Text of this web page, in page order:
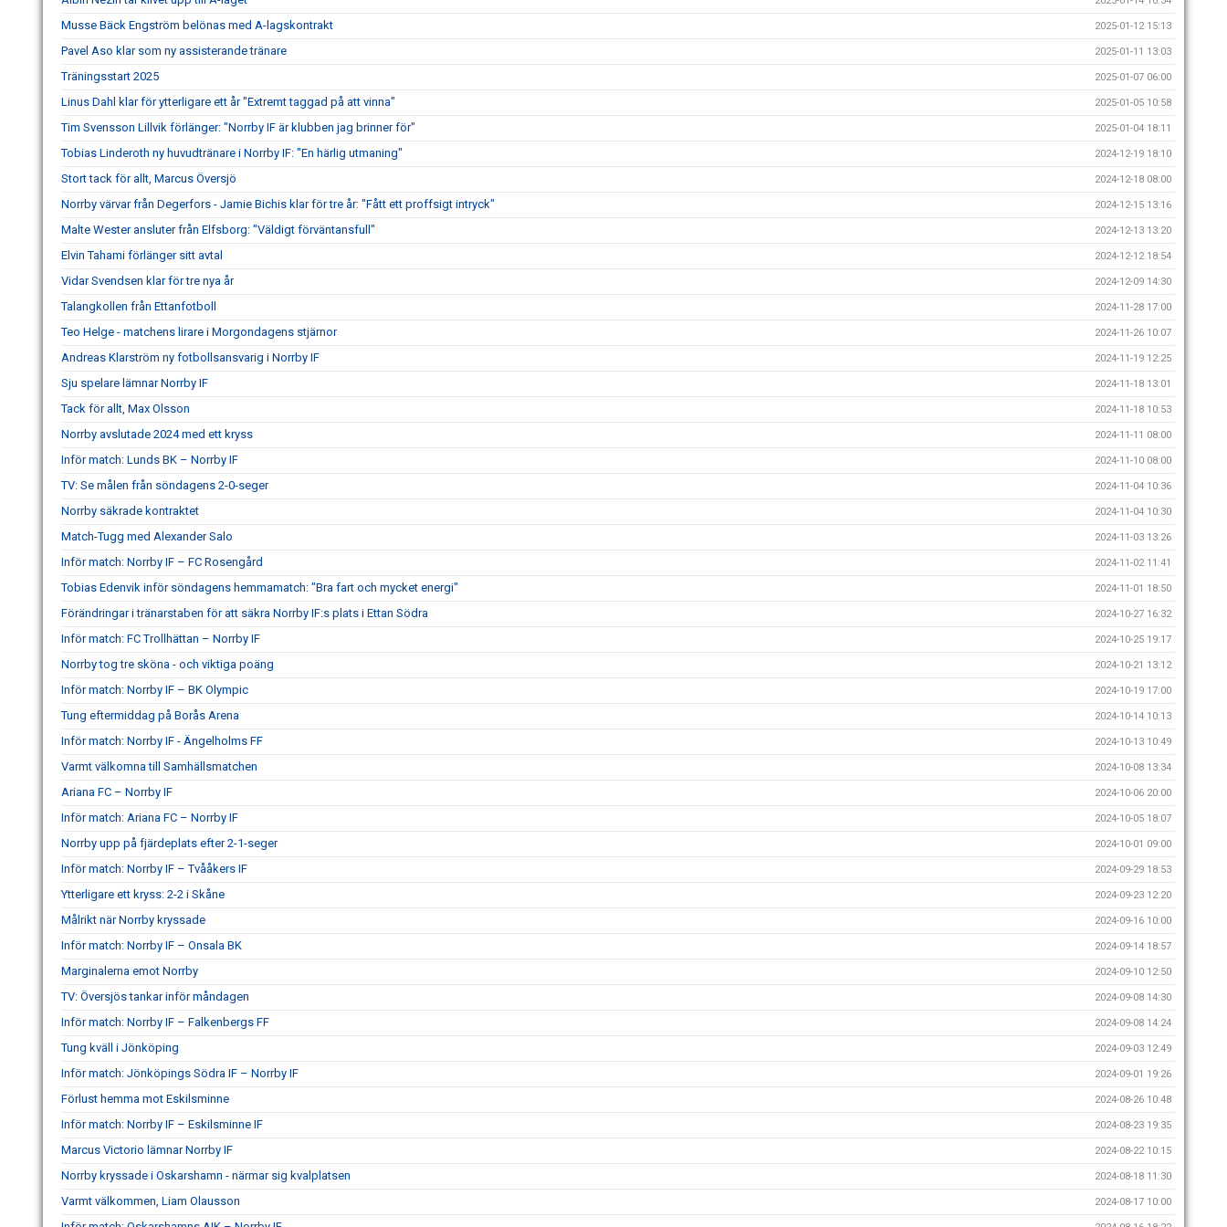
Musse Bäck Engström belönas med A-lagskontrakt 2025-01-12 15:13
Pavel Aso klar som ny assisterande tränare 2025-01-11 13:03
Träningsstart 2025 2025-01-07 06:00
Linus Dahl klar för ytterligare ett år "Extremt taggad på att vinna" 2025-01-05 10:58
Tim Svensson Lillvik förlänger: "Norrby IF är klubben jag brinner för" 2025-01-04 18:11
Tobias Linderoth ny huvudtränare i Norrby IF: "En härlig utmaning" 2024-12-19 18:10
Stort tack för allt, Marcus Översjö 2024-12-18 08:00
Norrby värvar från Degerfors - Jamie Bichis klar för tre år: "Fått ett proffsigt intryck" 2024-12-15 13:16
Malte Wester ansluter från Elfsborg: "Väldigt förväntansfull" 2024-12-13 13:20
Elvin Tahami förlänger sitt avtal 2024-12-12 18:54
Vidar Svendsen klar för tre nya år 2024-12-09 14:30
Talangkollen från Ettanfotboll 2024-11-28 17:00
Teo Helge - matchens lirare i Morgondagens stjärnor 2024-11-26 10:07
Andreas Klarström ny fotbollsansvarig i Norrby IF 2024-11-19 12:25
Sju spelare lämnar Norrby IF 2024-11-18 13:01
Tack för allt, Max Olsson 2024-11-18 10:53
Norrby avslutade 2024 med ett kryss 2024-11-11 08:00
Inför match: Lunds BK – Norrby IF 2024-11-10 08:00
TV: Se målen från söndagens 2-0-seger 2024-11-04 10:36
Norrby säkrade kontraktet 2024-11-04 10:30
Match-Tugg med Alexander Salo 2024-11-03 13:26
Inför match: Norrby IF – FC Rosengård 2024-11-02 11:41
Tobias Edenvik inför söndagens hemmamatch: "Bra fart och mycket energi" 2024-11-01 18:50
Förändringar i tränarstaben för att säkra Norrby IF:s plats i Ettan Södra 2024-10-27 16:32
Inför match: FC Trollhättan – Norrby IF 2024-10-25 19:17
Norrby tog tre sköna - och viktiga poäng 2024-10-21 13:12
Inför match: Norrby IF – BK Olympic 2024-10-19 17:00
Tung eftermiddag på Borås Arena 2024-10-14 10:13
Inför match: Norrby IF - Ängelholms FF 2024-10-13 10:49
Varmt välkomna till Samhällsmatchen 2024-10-08 13:34
Ariana FC – Norrby IF 2024-10-06 20:00
Inför match: Ariana FC – Norrby IF 2024-10-05 18:07
Norrby upp på fjärdeplats efter 2-1-seger 2024-10-01 09:00
Inför match: Norrby IF – Tvååkers IF 2024-09-29 18:53
Ytterligare ett kryss: 2-2 i Skåne 2024-09-23 12:20
Målrikt när Norrby kryssade 2024-09-16 10:00
Inför match: Norrby IF – Onsala BK 2024-09-14 18:57
Marginalerna emot Norrby 2024-09-10 12:50
TV: Översjös tankar inför måndagen 2024-09-08 14:30
Inför match: Norrby IF – Falkenbergs FF 2024-09-08 14:24
Tung kväll i Jönköping 2024-09-03 12:49
Inför match: Jönköpings Södra IF – Norrby IF 2024-09-01 19:26
Förlust hemma mot Eskilsminne 2024-08-26 10:48
Inför match: Norrby IF – Eskilsminne IF 2024-08-23 19:35
Marcus Victorio lämnar Norrby IF 2024-08-22 10:15
Norrby kryssade i Oskarshamn - närmar sig kvalplatsen 2024-08-18 11:30
Varmt välkommen, Liam Olausson 2024-08-17 10:00